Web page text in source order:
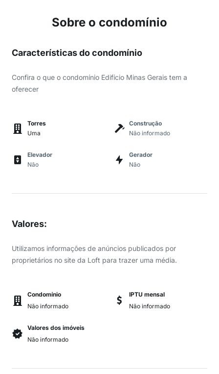
Sobre o condomínio
Características do condomínio
Confira o que o condomínio Edifício Minas Gerais tem a
oferecer
Torres
Uma
Construção
Não informado
Elevador
Não
Gerador
Não
Valores:
Utilizamos informações de anúncios publicados por
proprietários no site da Loft para trazer uma média.
Condomínio
Não informado
IPTU mensal
Não informado
Valores dos imóveis
Não informado